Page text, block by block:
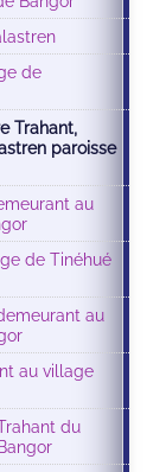
de
Trahant,
paroisse
au
de Tinéhué
au
au village
du